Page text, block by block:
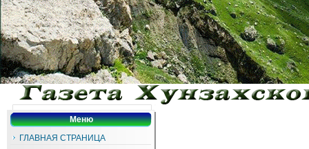
Меню
ГЛАВНАЯ СТРАНИЦА